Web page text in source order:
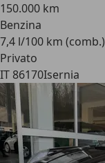
150.000 km
Benzina
7,4 l/100 km (comb.)
Privato
IT 86170Isernia